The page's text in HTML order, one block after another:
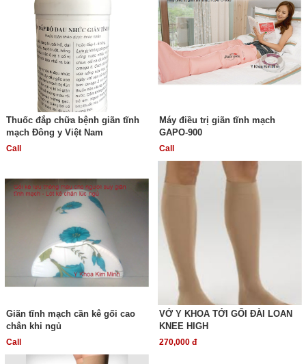
Thuốc đắp chữa bệnh giãn tĩnh
mạch Đông y Việt Nam
Call
Máy điều trị giãn tĩnh mạch
GAPO-900
Call
Giãn tĩnh mạch cần kê gối cao
chân khi ngủ
Call
VỚ Y KHOA TỚI GỐI ĐÀI LOAN
KNEE HIGH
270,000 đ